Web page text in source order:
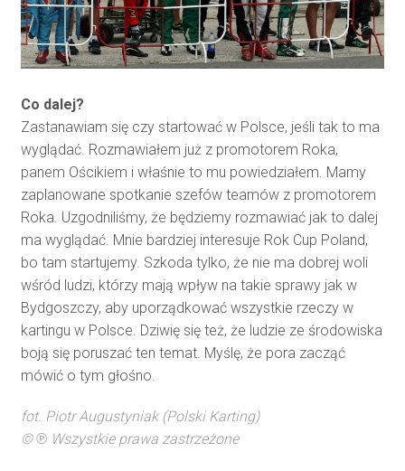
Co dalej?
Zastanawiam się czy startować w Polsce, jeśli tak to ma
wyglądać. Rozmawiałem już z promotorem Roka,
panem Ościkiem i właśnie to mu powiedziałem. Mamy
zaplanowane spotkanie szefów teamów z promotorem
Roka. Uzgodniliśmy, że będziemy rozmawiać jak to dalej
ma wyglądać. Mnie bardziej interesuje Rok Cup Poland,
bo tam startujemy. Szkoda tylko, że nie ma dobrej woli
wśród ludzi, którzy mają wpływ na takie sprawy jak w
Bydgoszczy, aby uporządkować wszystkie rzeczy w
kartingu w Polsce. Dziwię się też, że ludzie ze środowiska
boją się poruszać ten temat. Myślę, że pora zacząć
mówić o tym głośno.
fot. Piotr Augustyniak (Polski Karting)
©℗Wszystkie prawa zastrzeżone